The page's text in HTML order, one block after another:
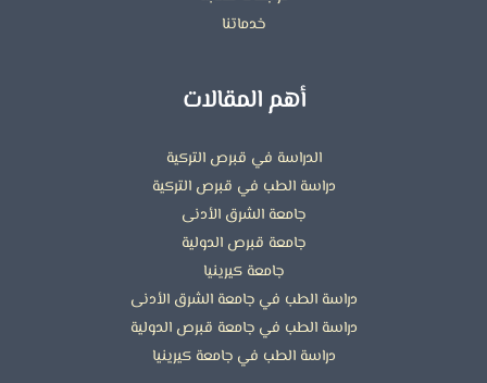
خدماتنا
أهم المقالات
الدراسة في قبرص التركية
دراسة الطب في قبرص التركية
جامعة الشرق الأدنى
جامعة قبرص الدولية
جامعة كيرينيا
دراسة الطب في جامعة الشرق الأدنى
دراسة الطب في جامعة قبرص الدولية
دراسة الطب في جامعة كيرينيا